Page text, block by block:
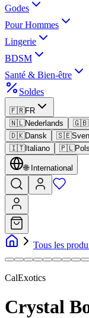
Godes
Pour Hommes
Lingerie
BDSM
Santé & Bien-être
Soldes
🇫🇷FR
🇳🇱Nederlands 🇬🇧
🇩🇰Dansk 🇸🇪
🇮🇹Italiano 🇵🇱
🌐 International
Tous les
CalExotics
Crystal